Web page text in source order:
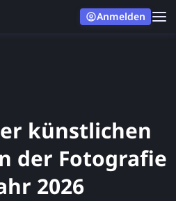
Anmelden
künstlichen
der Fotografie
2026